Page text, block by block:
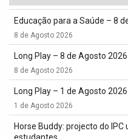
Educação para a Saúde – 8
8 de Agosto 2026
Long Play – 8 de Agosto 2026
8 de Agosto 2026
Long Play – 1 de Agosto 2026
1 de Agosto 2026
Horse Buddy: projecto do